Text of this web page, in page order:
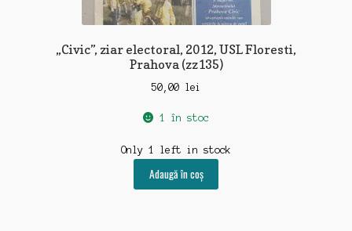
„Civic”, ziar electoral, 2012, USL Floresti,
Prahova (zz135)
50,00 lei
1 în stoc
Only 1 left in stock
Adaugă în coș